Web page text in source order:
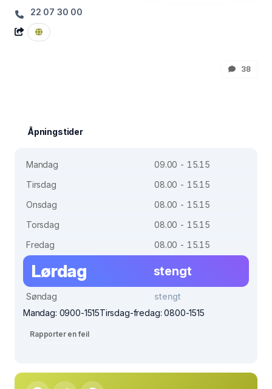
22 07 30 00
38
Åpningstider
Mandag
09.00 - 15.15
Tirsdag
08.00 - 15.15
Onsdag
08.00 - 15.15
Torsdag
08.00 - 15.15
Fredag
08.00 - 15.15
Lørdag stengt
Søndag
stengt
Mandag: 0900-1515Tirsdag-fredag: 0800-1515
Rapporter en feil